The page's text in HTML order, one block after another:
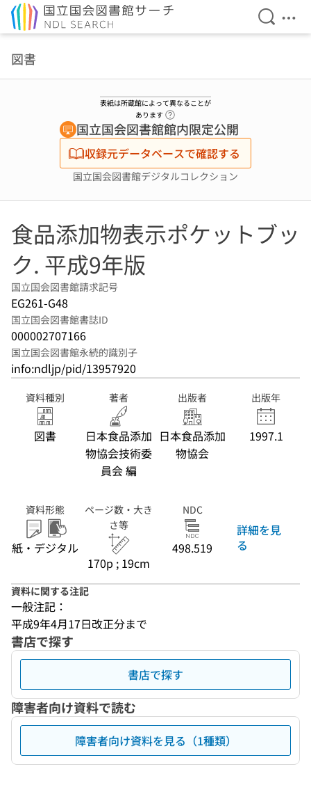
検索を
メ
図書
表紙は所蔵館によって異なることが
あります
国立国会図書館館内限定公開
収録元データベースで確認する
国立国会図書館デジタルコレクション
食品添加物表示ポケットブッ
ク. 平成9年版
国立国会図書館請求記号
EG261-G48
国立国会図書館書誌ID
000002707166
国立国会図書館永続的識別子
info:ndljp/pid/13957920
資料種別
図書
著者
日本食品添加
物協会技術委
員会 編
出版者
日本食品添加
物協会
出版年
1997.1
資料形態
紙・デジタル
ページ数・大き
さ等
170p ; 19cm
NDC
498.519
詳細を見
る
資料に関する注記
一般注記：
平成9年4月17日改正分まで
書店で探す
書店で探す
障害者向け資料で読む
障害者向け資料を見る（1種類）